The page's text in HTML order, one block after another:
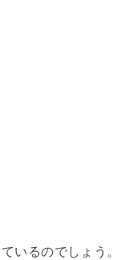
いるのでしょう。